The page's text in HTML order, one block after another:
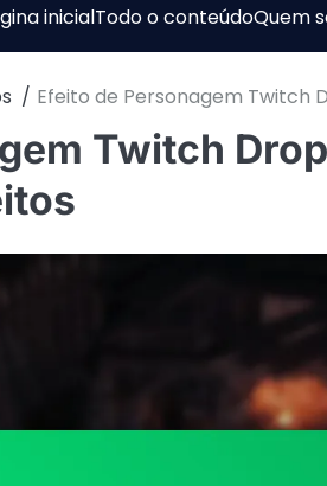
inicialTodo o conteúdoQuem
Efeito de Personagem Twitch
Twitch